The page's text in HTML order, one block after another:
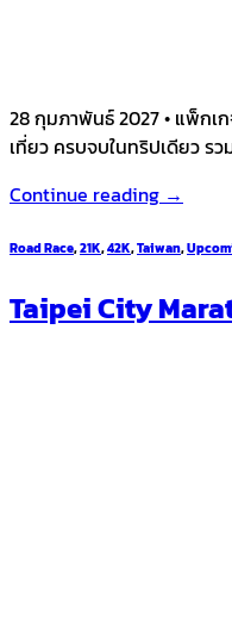
28 กุมภาพันธ์ 2027 • แพ็กเ
เที่ยว ครบจบในทริปเดียว ร
Continue reading →
Road Race,21K,42K,Taiwan,
Taipei City